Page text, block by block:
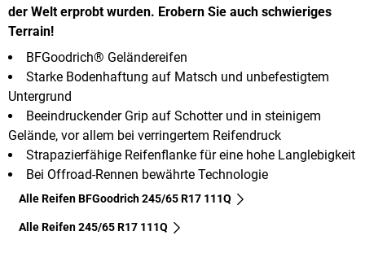
der Welt erprobt wurden. Erobern Sie auch schwieriges
Terrain!
BFGoodrich® Geländereifen
Starke Bodenhaftung auf Matsch und unbefestigtem
Untergrund
Beeindruckender Grip auf Schotter und in steinigem
Gelände, vor allem bei verringertem Reifendruck
Strapazierfähige Reifenflanke für eine hohe Langlebigkeit
Bei Offroad-Rennen bewährte Technologie
Alle Reifen BFGoodrich 245/65 R17 111Q
Alle Reifen‎ 245/65 R17 111Q